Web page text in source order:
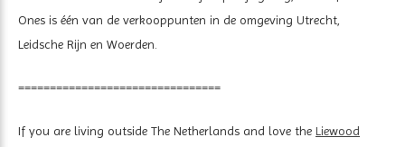
Ones is één van de verkooppunten in de omgeving Utrecht,
Leidsche Rijn en Woerden.
================================
If you are living outside The Netherlands and love the Liewood